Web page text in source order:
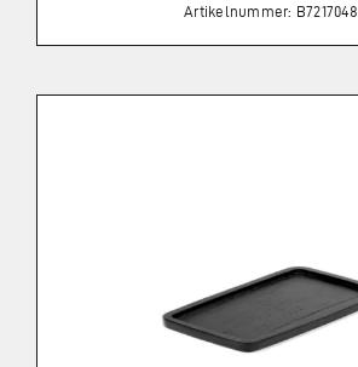
Artikelnummer: B7217048